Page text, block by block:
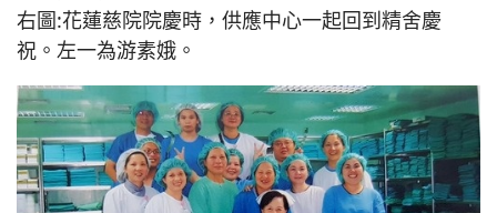
右圖:花蓮慈院院慶時，供應中心一起回到精舍慶
祝。左一為游素娥。